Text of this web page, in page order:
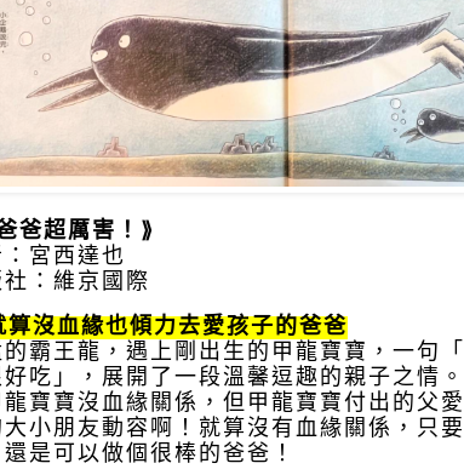
爸超厲害！⟫
宮西達也
社：維京國際
算沒血緣也傾力去愛孩子的爸爸
的霸王龍，遇上剛出生的甲龍寶寶，一句
好吃」，展開了一段溫馨逗趣的親子之情
寶寶沒血緣關係，但甲龍寶寶付出的父
大小朋友動容啊！就算沒有血緣關係，只
是可以做個很棒的爸爸！